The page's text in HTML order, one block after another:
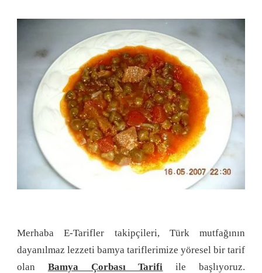
Merhaba E-Tarifler takipçileri, Türk mutfağının
dayanılmaz lezzeti bamya tariflerimize yöresel bir tarif
olan Bamya Çorbası Tarifi ile başlıyoruz.